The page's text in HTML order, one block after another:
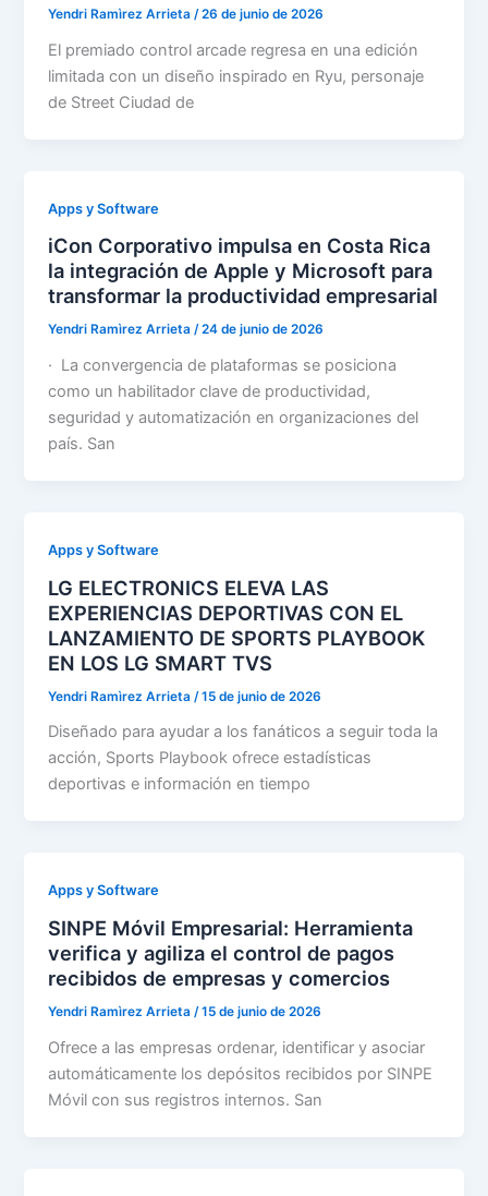
Yendri Ramìrez Arrieta/26 de junio de 2026
El premiado control arcade regresa en una edición
limitada con un diseño inspirado en Ryu, personaje
de Street Ciudad de
Apps y Software
iCon Corporativo impulsa en Costa Rica
la integración de Apple y Microsoft para
transformar la productividad empresarial
Yendri Ramìrez Arrieta/24 de junio de 2026
· La convergencia de plataformas se posiciona
como un habilitador clave de productividad,
seguridad y automatización en organizaciones del
país. San
Apps y Software
LG ELECTRONICS ELEVA LAS
EXPERIENCIAS DEPORTIVAS CON EL
LANZAMIENTO DE SPORTS PLAYBOOK
EN LOS LG SMART TVS
Yendri Ramìrez Arrieta /15 de junio de 2026
Diseñado para ayudar a los fanáticos a seguir toda la
acción, Sports Playbook ofrece estadísticas
deportivas e información en tiempo
Apps y Software
SINPE Móvil Empresarial: Herramienta
verifica y agiliza el control de pagos
recibidos de empresas y comercios
Yendri Ramìrez Arrieta/15 de junio de 2026
Ofrece a las empresas ordenar, identificar y asociar
automáticamente los depósitos recibidos por SINPE
Móvil con sus registros internos. San